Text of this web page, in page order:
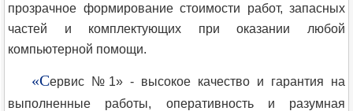
прозрачное формирование стоимости работ, запасных
частей и комплектующих при оказании любой
компьютерной помощи.
«Сервис №1» - высокое качество и гарантия на
выполненные работы, оперативность и разумная